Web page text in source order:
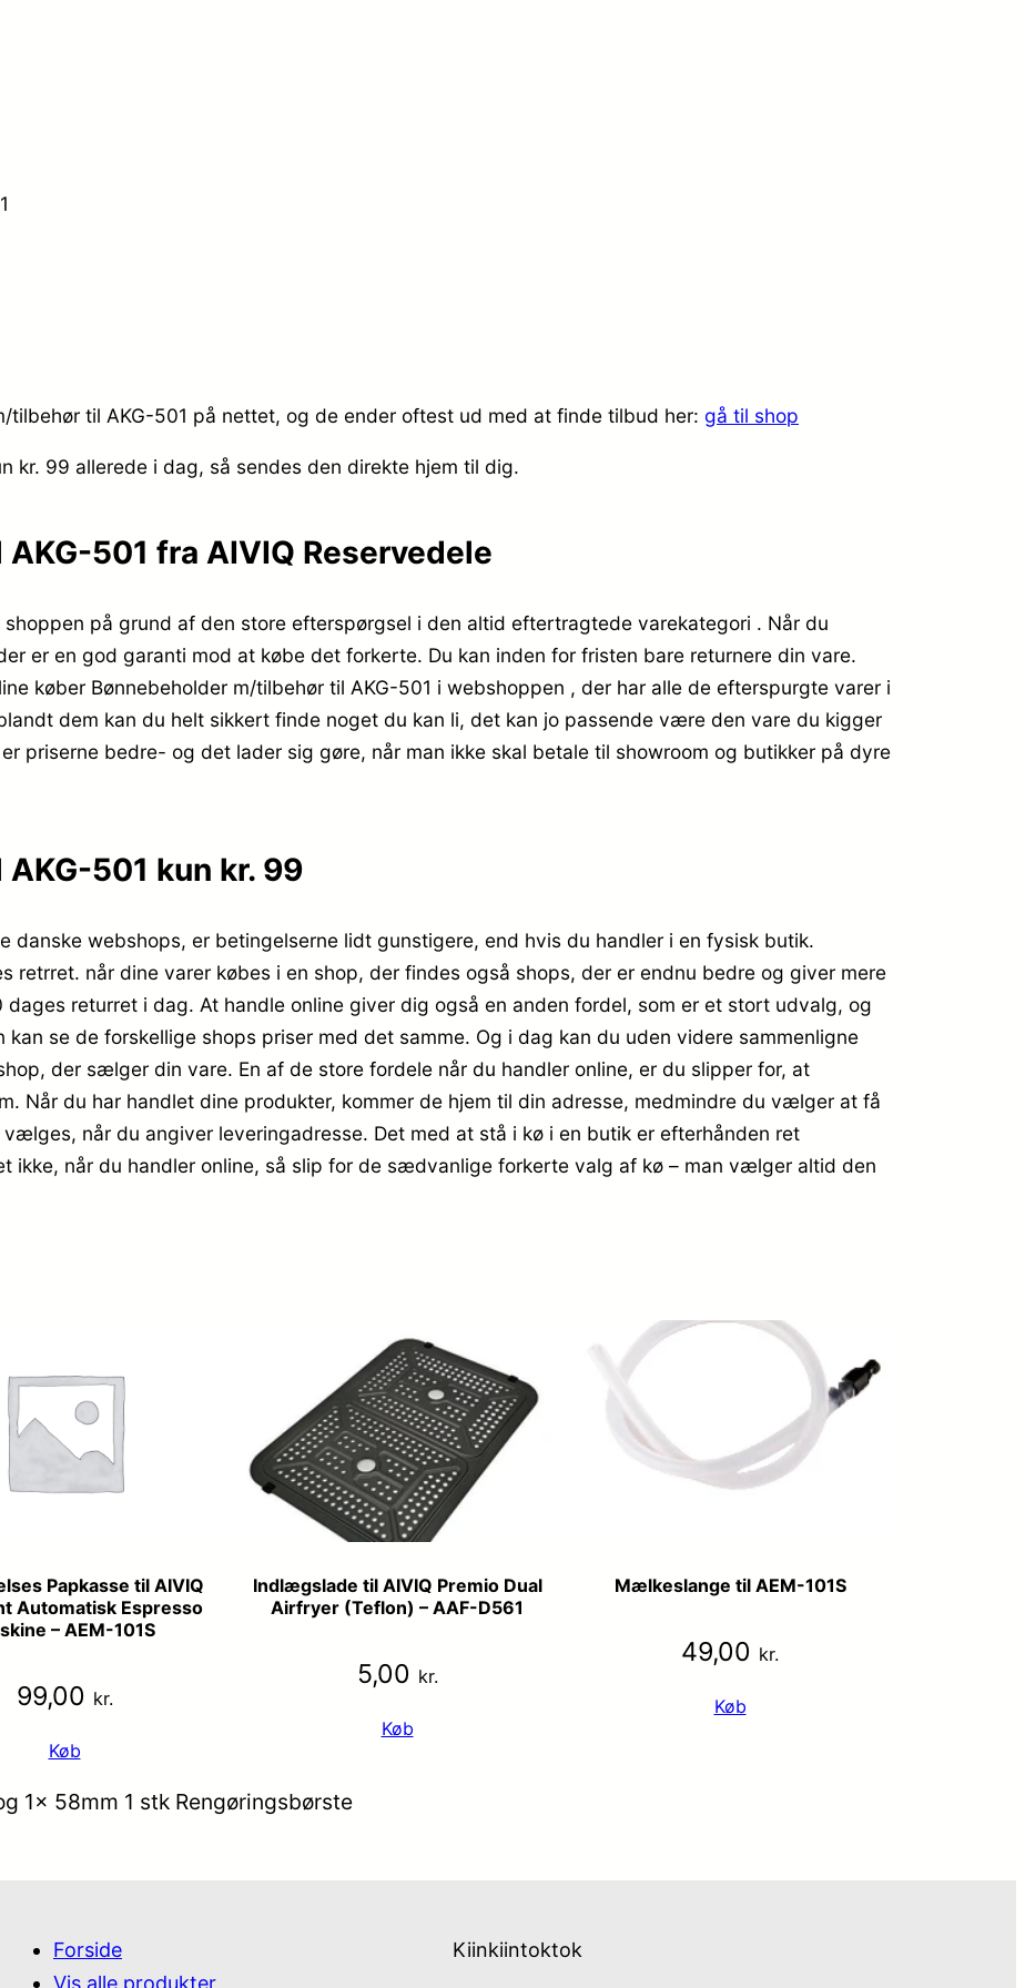
til AKG-501 på nettet, og de ender oftest ud med at finde tilbud her: gå til shop
kr. 99 allerede i dag, så sendes den direkte hjem til dig.
501 fra AIVIQ Reservedele
på grund af den store efterspørgsel i den altid eftertragtede varekategori . Når du
er en god garanti mod at købe det forkerte. Du kan inden for fristen bare returnere din vare.
køber Bønnebeholder m/tilbehør til AKG-501 i webshoppen , der har alle de efterspurgte varer i
dem kan du helt sikkert finde noget du kan li, det kan jo passende være den vare du kigger
priserne bedre- og det lader sig gøre, når man ikke skal betale til showroom og butikker på dyre
501 kun kr. 99
danske webshops, er betingelserne lidt gunstigere, end hvis du handler i en fysisk butik.
retrret. når dine varer købes i en shop, der findes også shops, der er endnu bedre og giver mere
returret i dag. At handle online giver dig også en anden fordel, som er et stort udvalg, og
se de forskellige shops priser med det samme. Og i dag kan du uden videre sammenligne
der sælger din vare. En af de store fordele når du handler online, er du slipper for, at
Når du har handlet dine produkter, kommer de hjem til din adresse, medmindre du vælger at få
når du angiver leveringadresse. Det med at stå i kø i en butik er efterhånden ret
ikke, når du handler online, så slip for de sædvanlige forkerte valg af kø – man vælger altid den
Papkasse til AIVIQ
Automatisk Espresso
– AEM-101S
99,00 kr.
Køb
Indlægslade til AIVIQ Premio Dual
Airfryer (Teflon) – AAF-D561
5,00 kr.
Køb
Mælkeslange til AEM-101S
49,00 kr.
Køb
1x 58mm 1 stk Rengøringsbørste
Forside
Vis alle produkter
Kiinkiintoktok